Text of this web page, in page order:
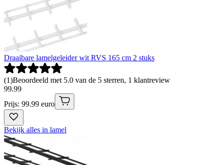
Draaibare lamelgeleider wit RVS 165 cm 2 stuks
(1)Beoordeeld met 5.0 van de 5 sterren, 1 klantreview
99.99
Prijs: 99.99 euro
Bekijk alles in lamel